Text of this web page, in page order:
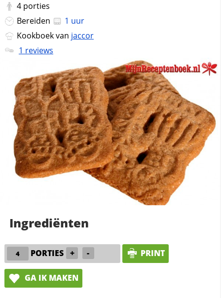
4 porties
Bereiden
1 uur
Kookboek van jaccor
1 reviews
Ingrediënten
PORTIES + - PRINT
GA IK MAKEN